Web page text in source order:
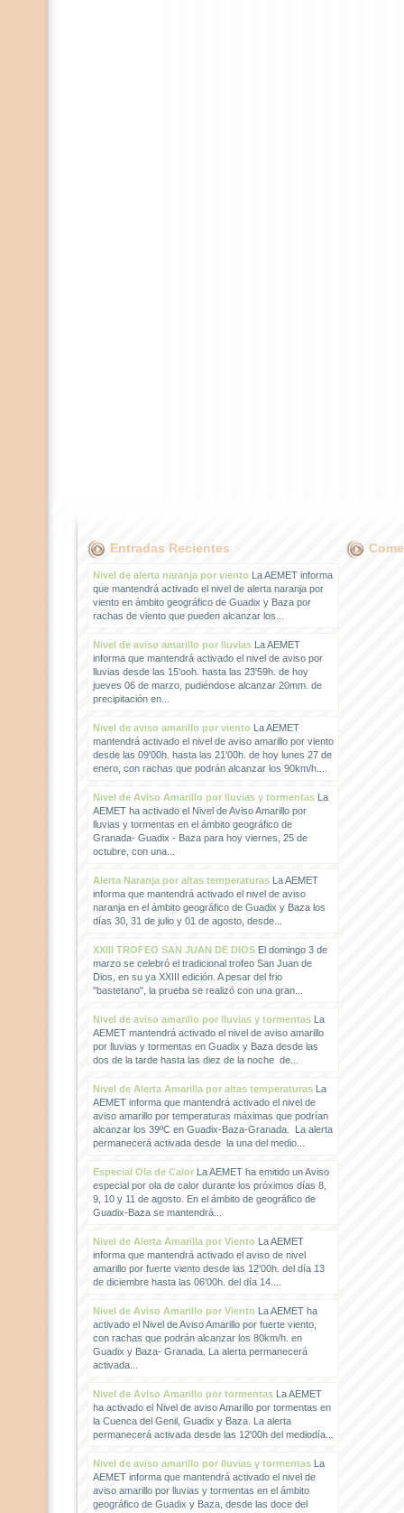
Entradas Recientes
Nivel de alerta naranja por vientoLa AEMET informa
que mantendrá activado el nivel de alerta naranja por
viento en ámbito geográfico de Guadix y Baza por
rachas de viento que pueden alcanzar los...
Nivel de aviso amarillo por lluviasLa AEMET
informa que mantendrá activado el nivel de aviso por
lluvias desde las 15'ooh. hasta las 23'59h. de hoy
jueves 06 de marzo, pudiéndose alcanzar 20mm. de
precipitación en...
Nivel de aviso amarillo por vientoLa AEMET
mantendrá activado el nivel de aviso amarillo por viento
desde las 09'00h. hasta las 21'00h. de hoy lunes 27 de
enero, con rachas que podrán alcanzar los 90km/h....
Nivel de Aviso Amarillo por lluvias y tormentasLa
AEMET ha activado el Nivel de Aviso Amarillo por
lluvias y tormentas en el ámbito geográfico de
Granada- Guadix - Baza para hoy viernes, 25 de
octubre, con una...
Alerta Naranja por altas temperaturasLa AEMET
informa que mantendrá activado el nivel de aviso
naranja en el ámbito geográfico de Guadix y Baza los
días 30, 31 de julio y 01 de agosto, desde...
XXIII TROFEO SAN JUAN DE DIOSEl domingo 3 de
marzo se celebró el tradicional trofeo San Juan de
Dios, en su ya XXIII edición. A pesar del frio
"bastetano", la prueba se realizó con una gran...
Nivel de aviso amarillo por lluvias y tormentasLa
AEMET mantendrá activado el nivel de aviso amarillo
por lluvias y tormentas en Guadix y Baza desde las
dos de la tarde hasta las diez de la noche de...
Nivel de Alerta Amarilla por altas temperaturasLa
AEMET informa que mantendrá activado el nivel de
aviso amarillo por temperaturas máximas que podrían
alcanzar los 39ºC en Guadix-Baza-Granada. La alerta
permanecerá activada desde la una del medio...
Especial Ola de CalorLa AEMET ha emitido un Aviso
especial por ola de calor durante los próximos días 8,
9, 10 y 11 de agosto. En el ámbito de geográfico de
Guadix-Baza se mantendrá...
Nivel de Alerta Amarilla por VientoLa AEMET
informa que mantendrá activado el aviso de nivel
amarillo por fuerte viento desde las 12'00h. del día 13
de diciembre hasta las 06'00h. del día 14....
Nivel de Aviso Amarillo por VientoLa AEMET ha
activado el Nivel de Aviso Amarillo por fuerte viento,
con rachas que podrán alcanzar los 80km/h. en
Guadix y Baza- Granada. La alerta permanecerá
activada...
Nivel de Aviso Amarillo por tormentasLa AEMET
ha activado el Nivel de aviso Amarillo por tormentas en
la Cuenca del Genil, Guadix y Baza. La alerta
permanecerá activada desde las 12'00h del mediodía...
Nivel de aviso amarillo por lluvias y tormentasLa
AEMET informa que mantendrá activado el nivel de
aviso amarillo por lluvias y tormentas en el ámbito
geográfico de Guadix y Baza, desde las doce del